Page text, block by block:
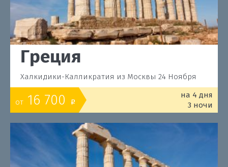
Греция
Халкидики-Калликратия из Москвы 24 Ноября
от 16 700 o
на 4 дня
3 ночи